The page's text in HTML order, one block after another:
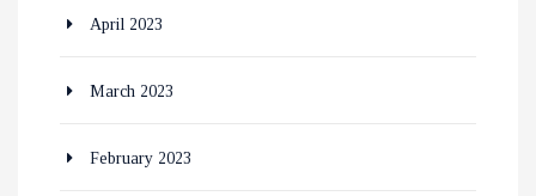
April 2023
March 2023
February 2023